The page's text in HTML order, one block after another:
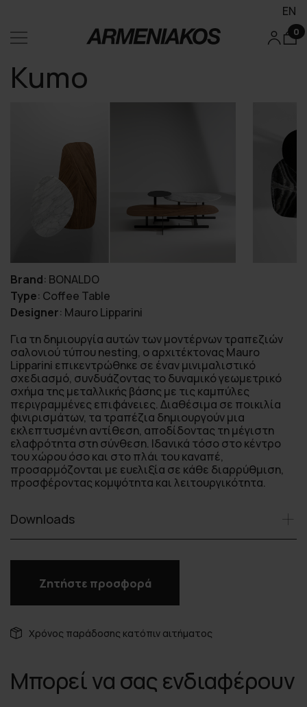
EN
0
Kumo
Brand: BONALDO
Type: Coffee Table
Designer: Mauro Lipparini
Για τη δημιουργία αυτών των μοντέρνων τραπεζιών
σαλονιού τύπου nesting, ο αρχιτέκτονας Mauro
Lipparini επικεντρώθηκε σε έναν μινιμαλιστικό
σχεδιασμό, συνδυάζοντας το δυναμικό γεωμετρικό
σχήμα της μεταλλικής βάσης με τις καμπύλες
περιγραμμένες επιφάνειες. Διαθέσιμα σε ποικιλία
φινιρισμάτων, τα τραπέζια δημιουργούν μια
εκλεπτυσμένη αντίθεση, αποδίδοντας τη μέγιστη
ελαφρότητα στη σύνθεση. Ιδανικά τόσο στο κέντρο
του χώρου όσο και στο πλάι του καναπέ,
προσαρμόζονται με ευελιξία σε κάθε διαρρύθμιση,
προσφέροντας κομψότητα και λειτουργικότητα.
Downloads
Ζητήστε προσφορά
Χρόνος παράδοσης κατόπιν αιτήματος
Μπορεί να σας ενδιαφέρουν